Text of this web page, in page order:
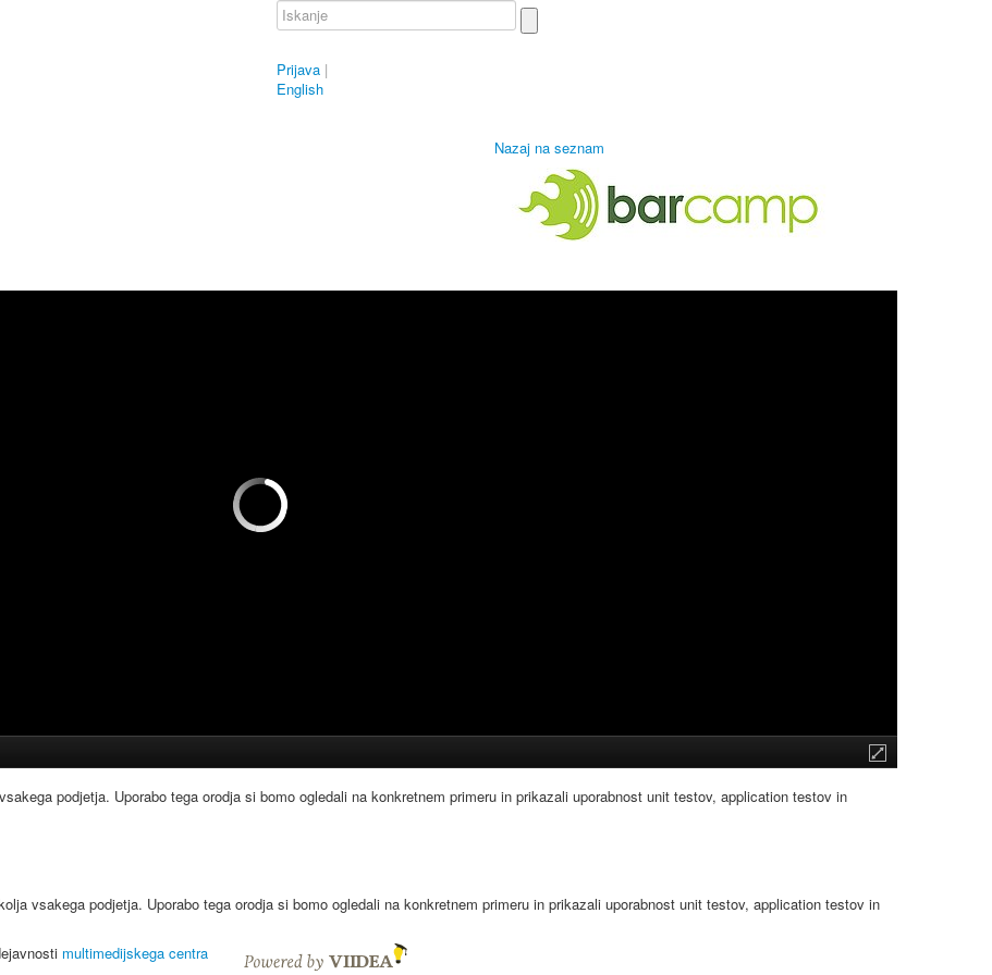
Prijava |
English
Nazaj na seznam
podjetja. Uporabo tega orodja si bomo ogledali na konkretnem primeru in prikazali uporabnost unit testov, application testov in
vsakega podjetja. Uporabo tega orodja si bomo ogledali na konkretnem primeru in prikazali uporabnost unit testov, application testov in
multimedijskega centra